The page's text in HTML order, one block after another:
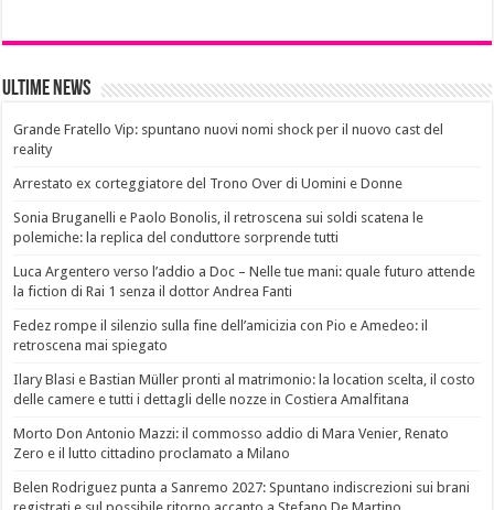
Ultime News
Grande Fratello Vip: spuntano nuovi nomi shock per il nuovo cast del
reality
Arrestato ex corteggiatore del Trono Over di Uomini e Donne
Sonia Bruganelli e Paolo Bonolis, il retroscena sui soldi scatena le
polemiche: la replica del conduttore sorprende tutti
Luca Argentero verso l’addio a Doc – Nelle tue mani: quale futuro attende
la fiction di Rai 1 senza il dottor Andrea Fanti
Fedez rompe il silenzio sulla fine dell’amicizia con Pio e Amedeo: il
retroscena mai spiegato
Ilary Blasi e Bastian Müller pronti al matrimonio: la location scelta, il costo
delle camere e tutti i dettagli delle nozze in Costiera Amalfitana
Morto Don Antonio Mazzi: il commosso addio di Mara Venier, Renato
Zero e il lutto cittadino proclamato a Milano
Belen Rodriguez punta a Sanremo 2027: Spuntano indiscrezioni sui brani